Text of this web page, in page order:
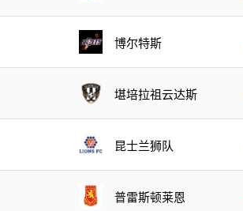
博尔特斯
堪培拉祖云达斯
昆士兰狮队
普雷斯顿莱恩